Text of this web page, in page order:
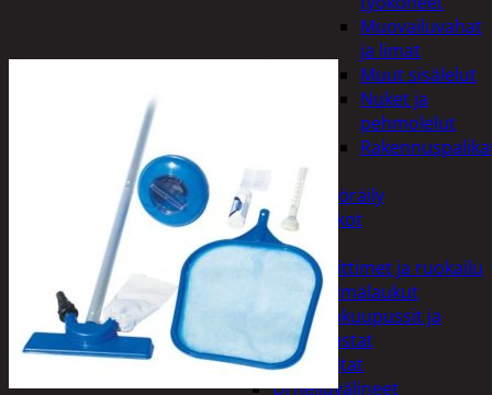
Muovailuvahat
ja limat
Muut sisälelut
Nuket ja
pehmolelut
Pelit
Polkupyöräily
Lukot
Retkeily
Keittimet ja ruokailu
Kylmälaukut
Makuupussit ja
alustat
Teltat
Urheiluvälineet